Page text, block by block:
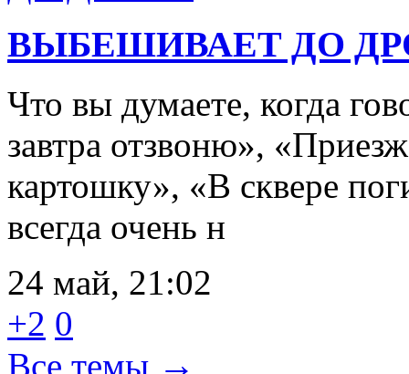
ВЫБЕШИВАЕТ ДО
Что вы думаете, когда
завтра отзвоню»,
картошку», «В сквере
всегда очень н
24 май, 21:02
+2 0
Все темы →